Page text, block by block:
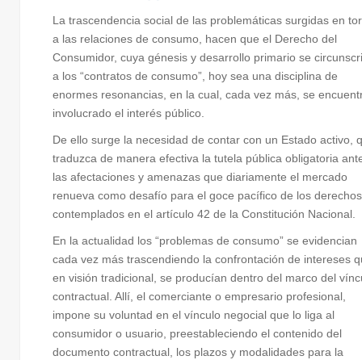
La trascendencia social de las problemáticas surgidas en
a las relaciones de consumo, hacen que el Derecho del
Consumidor, cuya génesis y desarrollo primario se
a los “contratos de consumo”, hoy sea una disciplina de
enormes resonancias, en la cual, cada vez más, se
involucrado el interés público.
De ello surge la necesidad de contar con un Estado activo,
traduzca de manera efectiva la tutela pública obligatoria
las afectaciones y amenazas que diariamente el mercado
renueva como desafío para el goce pacífico de los derechos
contemplados en el artículo 42 de la Constitución Nacional.
En la actualidad los “problemas de consumo” se evidencian
cada vez más trascendiendo la confrontación de intereses
en visión tradicional, se producían dentro del marco del
contractual. Allí, el comerciante o empresario profesional,
impone su voluntad en el vínculo negocial que lo liga al
consumidor o usuario, preestableciendo el contenido del
documento contractual, los plazos y modalidades para la